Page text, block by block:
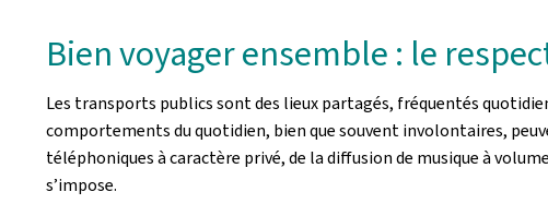
Bien voyager ensemble : le
Les transports publics sont des lieux partagés, fréquentés
comportements du quotidien, bien que souvent involontaires,
téléphoniques à caractère privé, de la diffusion de musique à
s’impose.